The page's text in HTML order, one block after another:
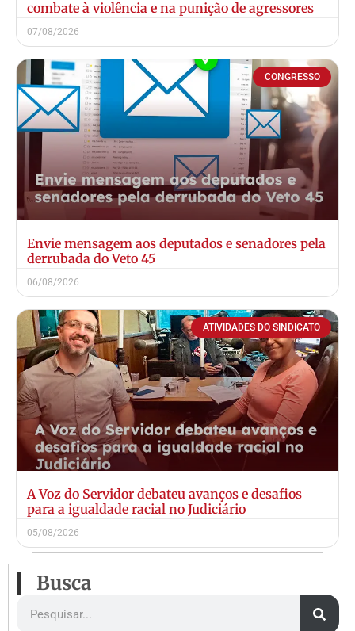
combate à violência e na punição de agressores
07/08/2026
CONGRESSO
Envie mensagem aos deputados e senadores pela
derrubada do Veto 45
06/08/2026
ATIVIDADES DO SINDICATO
A Voz do Servidor debateu avanços e desafios
para a igualdade racial no Judiciário
05/08/2026
Busca